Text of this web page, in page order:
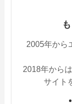
2005年から
2018年から
サイト